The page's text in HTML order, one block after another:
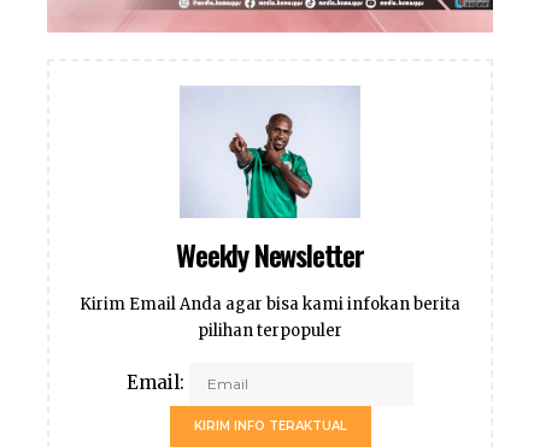
Weekly Newsletter
Kirim Email Anda agar bisa kami infokan berita
pilihan terpopuler
Email:
KIRIM INFO TERAKTUAL